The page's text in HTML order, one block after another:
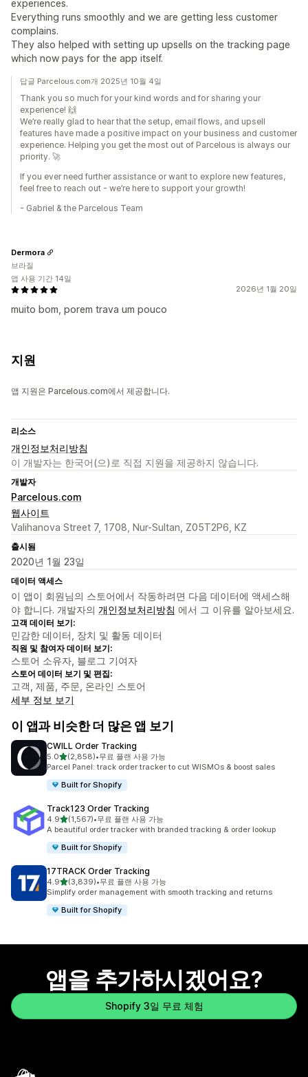
experiences.
Everything runs smoothly and we are getting less customer
complains.
They also helped with setting up upsells on the tracking page
which now pays for the app itself.
답글 Parcelous.com개 2025년 10월 4일
Thank you so much for your kind words and for sharing your
experience! 🙌
We’re really glad to hear that the setup, email flows, and upsell
features have made a positive impact on your business and customer
experience. Helping you get the most out of Parcelous is always our
priority. 🚀
If you ever need further assistance or want to explore new features,
feel free to reach out - we’re here to support your growth!
- Gabriel & the Parcelous Team
2026년 1월 20일
muito bom, porem trava um pouco
Dermora
브라질
앱 사용 기간 14일
지원
앱 지원은 Parcelous.com에서 제공합니다.
리소스
개인정보처리방침
이 개발자는 한국어(으)로 직접 지원을 제공하지 않습니다.
개발자
Parcelous.com
웹사이트
Valihanova Street 7, 1708, Nur-Sultan, Z05T2P6, KZ
출시됨
2020년 1월 23일
데이터 액세스
이 앱이 회원님의 스토어에서 작동하려면 다음 데이터에 액세스해
야 합니다. 개발자의 개인정보처리방침 에서 그 이유를 알아보세요.
고객 데이터 보기:
민감한 데이터, 장치 및 활동 데이터
직원 및 참여자 데이터 보기:
스토어 소유자, 블로그 기여자
스토어 데이터 보기 및 편집:
고객, 제품, 주문, 온라인 스토어
세부 정보 보기
이 앱과 비슷한 더 많은 앱 보기
CWILL Order Tracking
5.0별 5개 중
(2,858)
총 리뷰 2858개
•무료 플랜 사용 가능
Parcel Panel: track order tracker to cut WISMOs & boost sales
Built for Shopify
Track123 Order Tracking
4.9별 5개 중
(1,567)
총 리뷰 1567개
•무료 플랜 사용 가능
A beautiful order tracker with branded tracking & order lookup
Built for Shopify
17TRACK Order Tracking
4.9별 5개 중
(3,839)
총 리뷰 3839개
•무료 플랜 사용 가능
Simplify order management with smooth tracking and returns
Built for Shopify
앱을 추가하시겠어요?
Shopify 3일 무료 체험